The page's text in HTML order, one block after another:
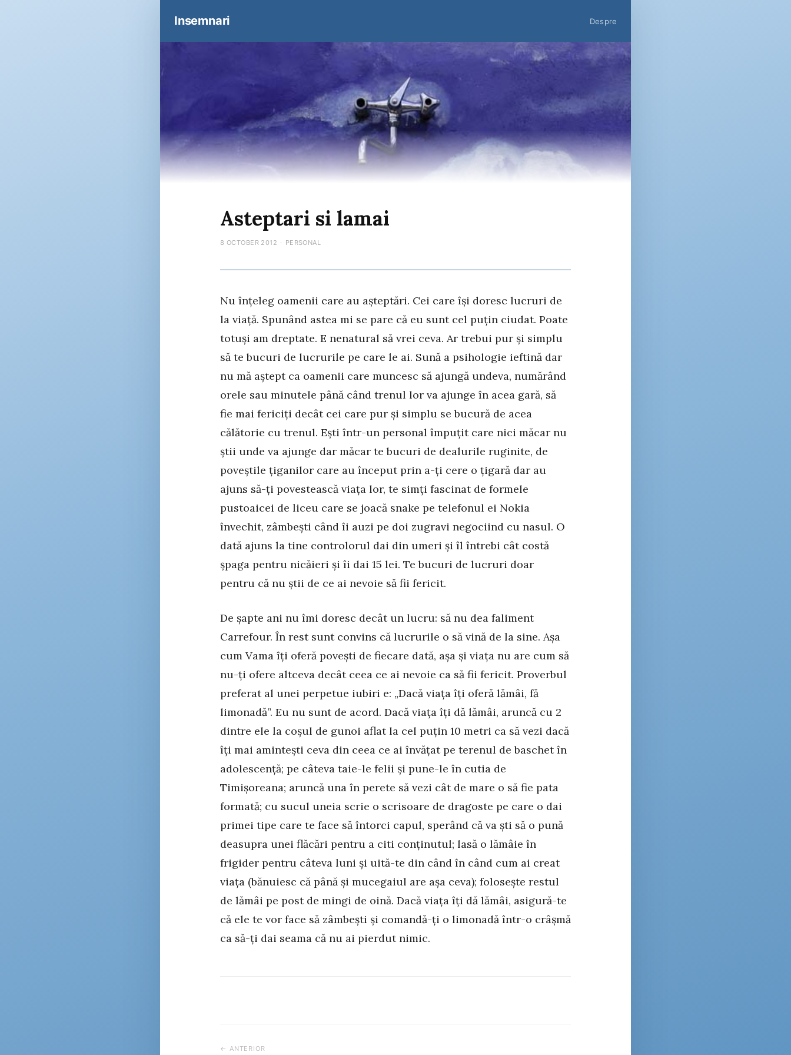
Insemnari Despre
Asteptari si lamai
8 OCTOBER 2012 · PERSONAL
Nu înțeleg oamenii care au așteptări. Cei care își doresc lucruri de
la viață. Spunând astea mi se pare că eu sunt cel puțin ciudat. Poate
totuși am dreptate. E nenatural să vrei ceva. Ar trebui pur și simplu
să te bucuri de lucrurile pe care le ai. Sună a psihologie ieftină dar
nu mă aștept ca oamenii care muncesc să ajungă undeva, numărând
orele sau minutele până când trenul lor va ajunge în acea gară, să
fie mai fericiți decât cei care pur și simplu se bucură de acea
călătorie cu trenul. Ești într-un personal împuțit care nici măcar nu
știi unde va ajunge dar măcar te bucuri de dealurile ruginite, de
poveștile țiganilor care au început prin a-ți cere o țigară dar au
ajuns să-ți povestească viața lor, te simți fascinat de formele
pustoaicei de liceu care se joacă snake pe telefonul ei Nokia
învechit, zâmbești când îi auzi pe doi zugravi negociind cu nasul. O
dată ajuns la tine controlorul dai din umeri și îl întrebi cât costă
șpaga pentru nicăieri și îi dai 15 lei. Te bucuri de lucruri doar
pentru că nu știi de ce ai nevoie să fii fericit.
De șapte ani nu îmi doresc decât un lucru: să nu dea faliment
Carrefour. În rest sunt convins că lucrurile o să vină de la sine. Așa
cum Vama îți oferă povești de fiecare dată, așa și viața nu are cum să
nu-ți ofere altceva decât ceea ce ai nevoie ca să fii fericit. Proverbul
preferat al unei perpetue iubiri e: „Dacă viața îți oferă lămâi, fă
limonadă”. Eu nu sunt de acord. Dacă viața îți dă lămâi, aruncă cu 2
dintre ele la coșul de gunoi aflat la cel puțin 10 metri ca să vezi dacă
îți mai amintești ceva din ceea ce ai învățat pe terenul de baschet în
adolescență; pe câteva taie-le felii și pune-le în cutia de
Timișoreana; aruncă una în perete să vezi cât de mare o să fie pata
formată; cu sucul uneia scrie o scrisoare de dragoste pe care o dai
primei tipe care te face să întorci capul, sperând că va ști să o pună
deasupra unei flăcări pentru a citi conținutul; lasă o lămâie în
frigider pentru câteva luni și uită-te din când în când cum ai creat
viața (bănuiesc că până și mucegaiul are așa ceva); folosește restul
de lămâi pe post de mingi de oină. Dacă viața îți dă lămâi, asigură-te
că ele te vor face să zâmbești și comandă-ți o limonadă într-o crâșmă
ca să-ți dai seama că nu ai pierdut nimic.
← ANTERIOR